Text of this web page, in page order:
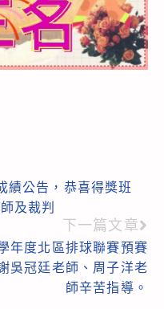
績公告，恭喜得獎班
及裁判
下一篇文章
年度北區排球聯賽預賽
吳冠廷老師、周子洋老
師辛苦指導。